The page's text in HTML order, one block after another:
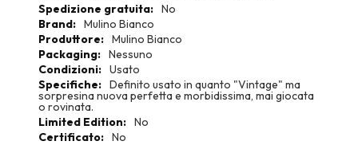
More
Information
No
Mulino Bianco
Mulino Bianco
Nessuno
Usato
Definito usato in quanto "Vintage" ma
sorpresina nuova perfetta e morbidissima, mai giocata
o rovinata.
No
No